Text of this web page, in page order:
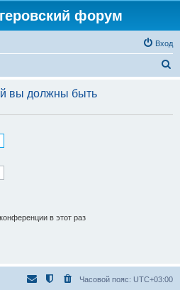
форум
Вход
с
вы должны быть
в этот раз
Часовой пояс: UTC+03:00